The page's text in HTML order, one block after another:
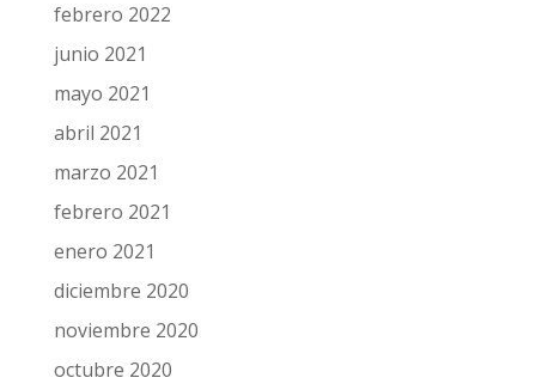
febrero 2022
junio 2021
mayo 2021
abril 2021
marzo 2021
febrero 2021
enero 2021
diciembre 2020
noviembre 2020
octubre 2020